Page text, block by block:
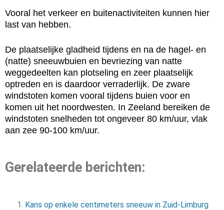
Vooral het verkeer en buitenactiviteiten kunnen hier
last van hebben.
De plaatselijke gladheid tijdens en na de hagel- en
(natte) sneeuwbuien en bevriezing van natte
weggedeelten kan plotseling en zeer plaatselijk
optreden en is daardoor verraderlijk. De zware
windstoten komen vooral tijdens buien voor en
komen uit het noordwesten. In Zeeland bereiken de
windstoten snelheden tot ongeveer 80 km/uur, vlak
aan zee 90-100 km/uur.
Gerelateerde berichten:
Kans op enkele centimeters sneeuw in Zuid-Limburg